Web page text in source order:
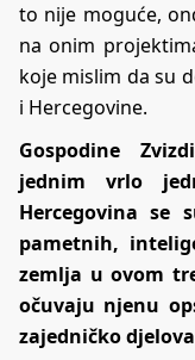
to nije moguće,
na onim
koje mislim da su
i Hercegovine.
Gospodine
jednim vrlo
Hercegovina se
pametnih,
zemlja u ovom
očuvaju njenu
zajedničko